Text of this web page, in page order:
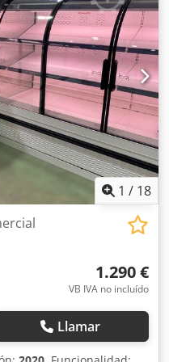
de hielo - Bombas de
Máquina (adicional):
6 kW Capacidad
máxima de
de funcionamiento:
18 A Voltaje: 400 V
mm Ancho: 1170 mm
de evaporador,
pared), compresor de
de refrigeración (con
2 bombas de agua
t Dkjdpsw Td Evsfx Ai Isr
1 / 18
1.290 €
VB IVA no incluído
Llamar